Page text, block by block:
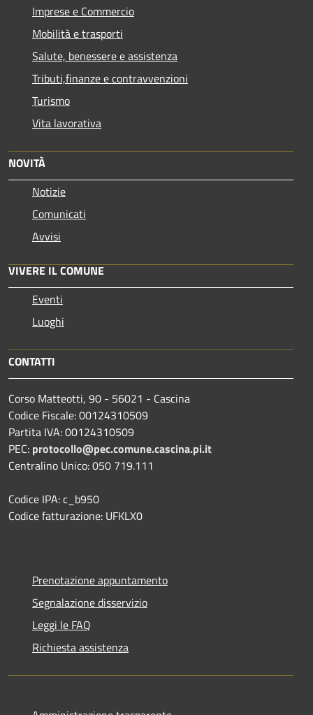
Imprese e Commercio
Mobilità e trasporti
Salute, benessere e assistenza
Tributi,finanze e contravvenzioni
Turismo
Vita lavorativa
NOVITÀ
Notizie
Comunicati
Avvisi
VIVERE IL COMUNE
Eventi
Luoghi
CONTATTI
Corso Matteotti, 90 - 56021 - Cascina
Codice Fiscale: 00124310509
Partita IVA: 00124310509
PEC: protocollo@pec.comune.cascina.pi.it
Centralino Unico: 050 719.111
Codice IPA: c_b950
Codice fatturazione: UFKLX0
Prenotazione appuntamento
Segnalazione disservizio
Leggi le FAQ
Richiesta assistenza